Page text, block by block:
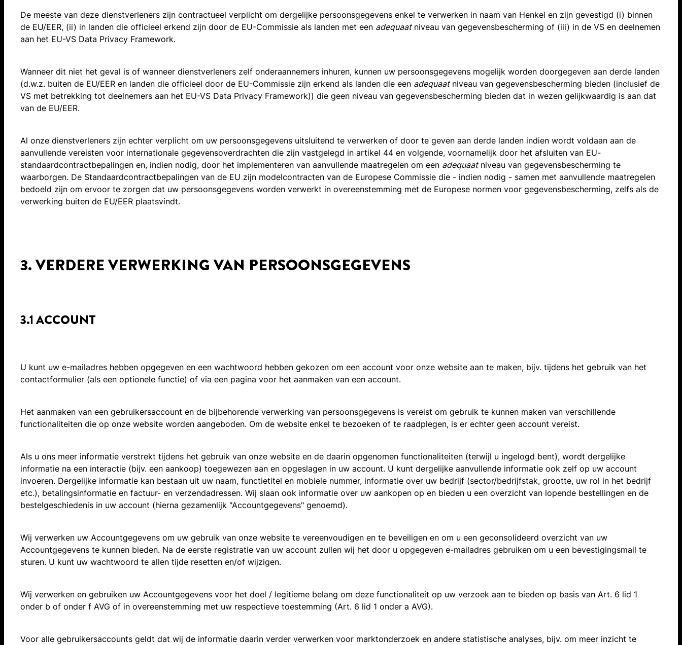
De meeste van deze dienstverleners zijn contractueel verplicht om dergelijke persoonsgegevens enkel te verwerken in naam van Henkel en zijn gevestigd (i) binnen
de EU/EER, (ii) in landen die officieel erkend zijn door de EU-Commissie als landen met een adequaatniveau van gegevensbescherming of (iii) in de VS en deelnemen
aan het EU-VS Data Privacy Framework.
Wanneer dit niet het geval is of wanneer dienstverleners zelf onderaannemers inhuren, kunnen uw persoonsgegevens mogelijk worden doorgegeven aan derde landen
(d.w.z. buiten de EU/EER en landen die officieel door de EU-Commissie zijn erkend als landen die een adequaatniveau van gegevensbescherming bieden (inclusief de
VS met betrekking tot deelnemers aan het EU-VS Data Privacy Framework)) die geen niveau van gegevensbescherming bieden dat in wezen gelijkwaardig is aan dat
van de EU/EER.
Al onze dienstverleners zijn echter verplicht om uw persoonsgegevens uitsluitend te verwerken of door te geven aan derde landen indien wordt voldaan aan de
aanvullende vereisten voor internationale gegevensoverdrachten die zijn vastgelegd in artikel 44 en volgende, voornamelijk door het afsluiten van EU-
standaardcontractbepalingen en, indien nodig, door het implementeren van aanvullende maatregelen om een adequaatniveau van gegevensbescherming te
waarborgen. De Standaardcontractbepalingen van de EU zijn modelcontracten van de Europese Commissie die - indien nodig - samen met aanvullende maatregelen
bedoeld zijn om ervoor te zorgen dat uw persoonsgegevens worden verwerkt in overeenstemming met de Europese normen voor gegevensbescherming, zelfs als de
verwerking buiten de EU/EER plaatsvindt.
3. VERDERE VERWERKING VAN PERSOONSGEGEVENS
3.1 ACCOUNT
U kunt uw e-mailadres hebben opgegeven en een wachtwoord hebben gekozen om een account voor onze website aan te maken, bijv. tijdens het gebruik van het
contactformulier (als een optionele functie) of via een pagina voor het aanmaken van een account.
Het aanmaken van een gebruikersaccount en de bijbehorende verwerking van persoonsgegevens is vereist om gebruik te kunnen maken van verschillende
functionaliteiten die op onze website worden aangeboden. Om de website enkel te bezoeken of te raadplegen, is er echter geen account vereist.
Als u ons meer informatie verstrekt tijdens het gebruik van onze website en de daarin opgenomen functionaliteiten (terwijl u ingelogd bent), wordt dergelijke
informatie na een interactie (bijv. een aankoop) toegewezen aan en opgeslagen in uw account. U kunt dergelijke aanvullende informatie ook zelf op uw account
invoeren. Dergelijke informatie kan bestaan uit uw naam, functietitel en mobiele nummer, informatie over uw bedrijf (sector/bedrijfstak, grootte, uw rol in het bedrijf
etc.), betalingsinformatie en factuur- en verzendadressen. Wij slaan ook informatie over uw aankopen op en bieden u een overzicht van lopende bestellingen en de
bestelgeschiedenis in uw account (hierna gezamenlijk "Accountgegevens" genoemd).
Wij verwerken uw Accountgegevens om uw gebruik van onze website te vereenvoudigen en te beveiligen en om u een geconsolideerd overzicht van uw
Accountgegevens te kunnen bieden. Na de eerste registratie van uw account zullen wij het door u opgegeven e-mailadres gebruiken om u een bevestigingsmail te
sturen. U kunt uw wachtwoord te allen tijde resetten en/of wijzigen.
Wij verwerken en gebruiken uw Accountgegevens voor het doel / legitieme belang om deze functionaliteit op uw verzoek aan te bieden op basis van Art. 6 lid 1
onder b of onder f AVG of in overeenstemming met uw respectieve toestemming (Art. 6 lid 1 onder a AVG).
Voor alle gebruikersaccounts geldt dat wij de informatie daarin verder verwerken voor marktonderzoek en andere statistische analyses, bijv. om meer inzicht te